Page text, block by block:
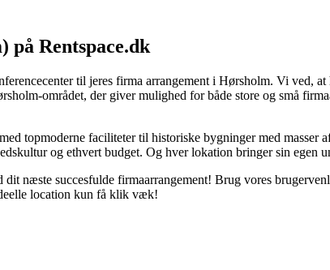
Rentspace.dk
til jeres firma arrangement i Hørsholm. Vi ved,
området, der giver mulighed for både store og små
topmoderne faciliteter til historiske bygninger med masser
og ethvert budget. Og hver lokation bringer sin egen
næste succesfulde firmaarrangement! Brug vores
location kun få klik væk!